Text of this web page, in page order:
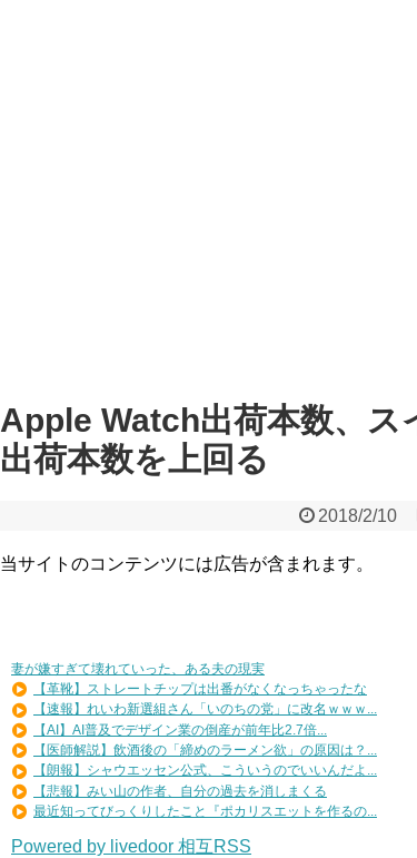
Apple Watch出荷本数、ス
出荷本数を上回る
2018/2/10
当サイトのコンテンツには広告が含まれます。
妻が嫌すぎて壊れていった、ある夫の現実
【革靴】ストレートチップは出番がなくなっちゃったな
【速報】れいわ新選組さん「いのちの党」に改名ｗｗｗ...
【AI】AI普及でデザイン業の倒産が前年比2.7倍...
【医師解説】飲酒後の「締めのラーメン欲」の原因は？...
【朗報】シャウエッセン公式、こういうのでいいんだよ...
【悲報】みい山の作者、自分の過去を消しまくる
最近知ってびっくりしたこと『ポカリスエットを作るの...
Powered by livedoor 相互RSS